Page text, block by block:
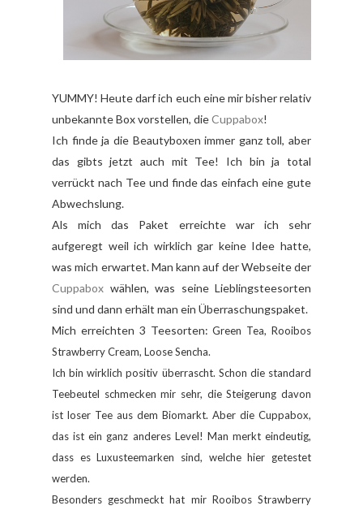
YUMMY! Heute darf ich euch eine mir bisher relativ
unbekannte Box vorstellen, dieCuppabox!
Ich finde ja die Beautyboxen immer ganz toll, aber
das gibts jetzt auch mit Tee! Ich bin ja total
verrückt nach Tee und finde das einfach eine gute
Abwechslung.
Als mich das Paket erreichte war ich sehr
aufgeregt weil ich wirklich gar keine Idee hatte,
was mich erwartet. Man kann auf der Webseite der
Cuppabox wählen, was seine Lieblingsteesorten
sind und dann erhält man ein Überraschungspaket.
Mich erreichten 3 Teesorten:Green Tea, Rooibos
Strawberry Cream, Loose Sencha.
Ich bin wirklich positiv überrascht. Schon die standard
Teebeutel schmecken mir sehr, die Steigerung davon
ist loser Tee aus dem Biomarkt. Aber die Cuppabox,
das ist ein ganz anderes Level! Man merkt eindeutig,
dass es Luxusteemarken sind, welchehier getestet
werden.
Besonders geschmeckt hat mir Rooibos Strawberry